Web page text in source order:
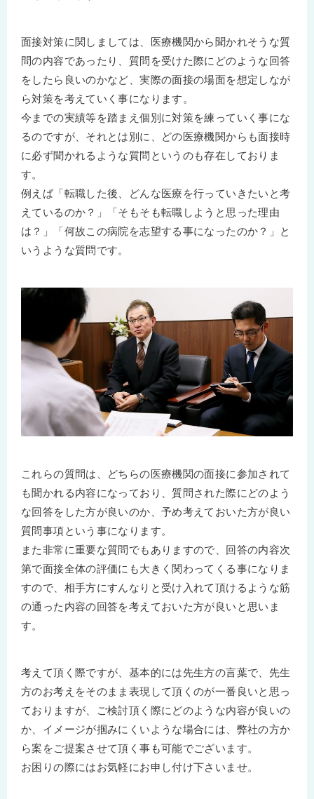
面接対策に関しましては、医療機関から聞かれそうな質
問の内容であったり、質問を受けた際にどのような回答
をしたら良いのかなど、実際の面接の場面を想定しなが
ら対策を考えていく事になります。
今までの実績等を踏まえ個別に対策を練っていく事にな
るのですが、それとは別に、どの医療機関からも面接時
に必ず聞かれるような質問というのも存在しておりま
す。
例えば「転職した後、どんな医療を行っていきたいと考
えているのか？」「そもそも転職しようと思った理由
は？」「何故この病院を志望する事になったのか？」と
いうような質問です。
これらの質問は、どちらの医療機関の面接に参加されて
も聞かれる内容になっており、質問された際にどのよう
な回答をした方が良いのか、予め考えておいた方が良い
質問事項という事になります。
また非常に重要な質問でもありますので、回答の内容次
第で面接全体の評価にも大きく関わってくる事になりま
すので、相手方にすんなりと受け入れて頂けるような筋
の通った内容の回答を考えておいた方が良いと思いま
す。
考えて頂く際ですが、基本的には先生方の言葉で、先生
方のお考えをそのまま表現して頂くのが一番良いと思っ
ておりますが、ご検討頂く際にどのような内容が良いの
か、イメージが掴みにくいような場合には、弊社の方か
ら案をご提案させて頂く事も可能でございます。
お困りの際にはお気軽にお申し付け下さいませ。